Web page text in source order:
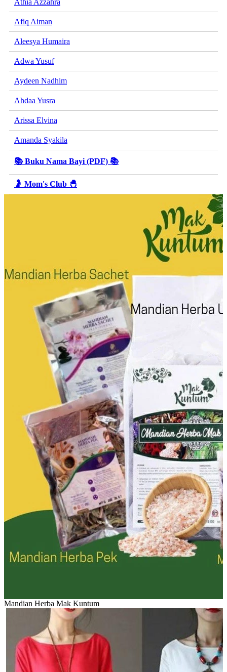
Afiq Aiman
Aleesya Humaira
Adwa Yusuf
Aydeen Nadhim
Ahdaa Yusra
Arissa Elvina
Amanda Syakila
📚 Buku Nama Bayi (PDF) 📚
🤰 Mom's Club 🐣
Mandian Herba Mak Kuntum